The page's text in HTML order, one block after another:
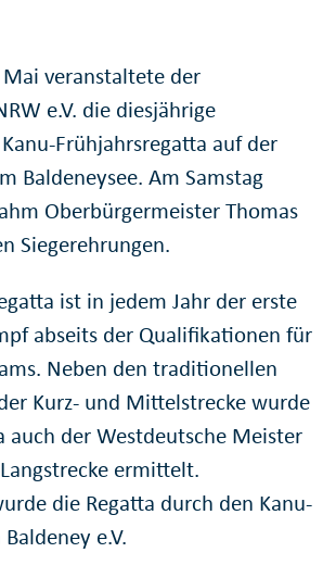
veranstaltete der
e.V. die diesjährige
Frühjahrsregatta auf der
Baldeneysee. Am Samstag
Oberbürgermeister Thomas
Siegerehrungen.
ist in jedem Jahr der erste
abseits der Qualifikationen für
Neben den traditionellen
Kurz- und Mittelstrecke wurde
auch der Westdeutsche Meister
ermittelt.
die Regatta durch den Kanu-
e.V.